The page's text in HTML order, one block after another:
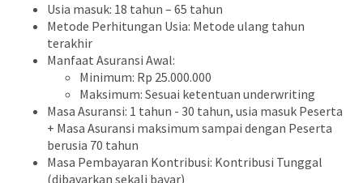
Usia masuk: 18 tahun – 65 tahun
Metode Perhitungan Usia: Metode ulang tahun
terakhir
Manfaat Asuransi Awal:
Minimum: Rp 25.000.000
Maksimum: Sesuai ketentuan underwriting
Masa Asuransi: 1 tahun - 30 tahun, usia masuk Peserta
+ Masa Asuransi maksimum sampai dengan Peserta
berusia 70 tahun
Masa Pembayaran Kontribusi: Kontribusi Tunggal
(dibayarkan sekali bayar)